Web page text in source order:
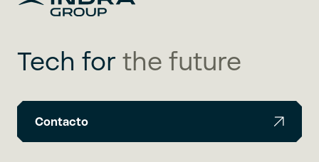
Tech for the future
Contacto